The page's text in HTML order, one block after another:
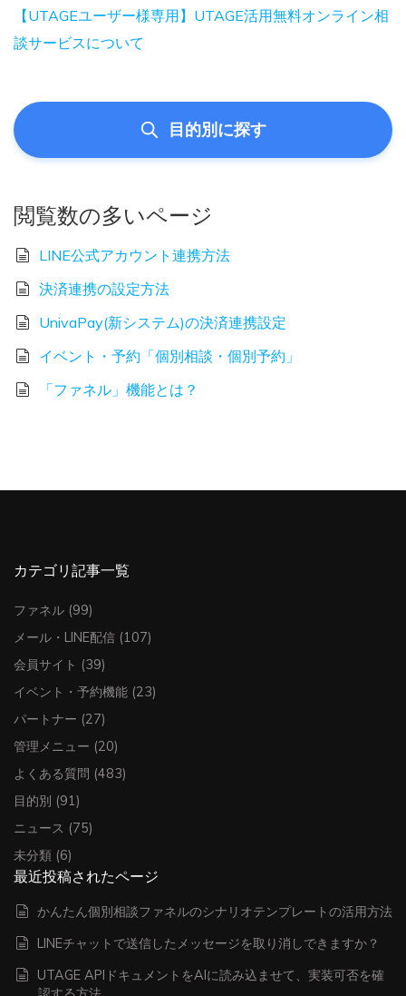
【UTAGEユーザー様専用】UTAGE活用無料オンライン相
談サービスについて
目的別に探す
閲覧数の多いページ
LINE公式アカウント連携方法
決済連携の設定方法
UnivaPay(新システム)の決済連携設定
イベント・予約「個別相談・個別予約」
「ファネル」機能とは？
カテゴリ記事一覧
ファネル (99)
メール・LINE配信 (107)
会員サイト (39)
イベント・予約機能 (23)
パートナー (27)
管理メニュー (20)
よくある質問 (483)
目的別 (91)
ニュース (75)
未分類 (6)
最近投稿されたページ
かんたん個別相談ファネルのシナリオテンプレートの活用方法
LINEチャットで送信したメッセージを取り消しできますか？
UTAGE APIドキュメントをAIに読み込ませて、実装可否を確